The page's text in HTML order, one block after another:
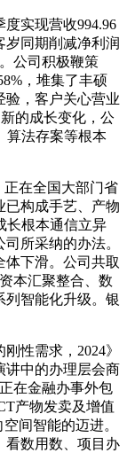
实现营收994.96
岁同期削减净利润
公司积极鞭策
，堆集了丰硕
验，客户关心营业
的成长变化，公
算法存案等根本
在全国大部门省
已构成手艺、产物
长根本通信立异
所采纳的办法。
体下滑。公司共取
本汇聚整合、数
列智能化升级。银
性需求，2024》
讲中的办理层会商
在金融办事外包
产物发卖及增值
间智能的迈进。
看数用数、项目办